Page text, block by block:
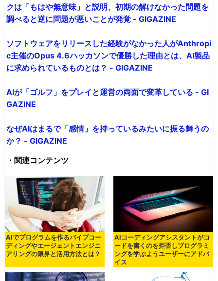
クは「もはや無意味」と説明、初期の解けなかった問題を
調べると逆に問題が悪いことが発覚 - GIGAZINE
ソフトウェアをリリースした経験がなかった人がAnthropi
c主催のOpus 4.6ハッカソンで優勝した理由とは、AI製品
に求められているものとは？ - GIGAZINE
AIが「ゴルフ」をプレイと運営の両面で変革している - GI
GAZINE
なぜAIはまるで「感情」を持っているみたいに振る舞うの
か？ - GIGAZINE
・関連コンテンツ
AIでプログラムを作るバイブコー
ディングやエージェントエンジニ
アリングの限界と活用方法とは？
AIコーディングアシスタントがコ
ードを書くのを拒否しプログラミ
ングを学ぶようユーザーにアドバ
イス